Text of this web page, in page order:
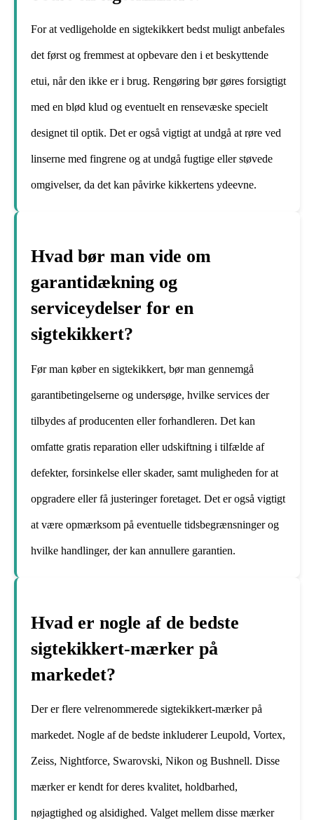
For at vedligeholde en sigtekikkert bedst muligt anbefales
det først og fremmest at opbevare den i et beskyttende
etui, når den ikke er i brug. Rengøring bør gøres forsigtigt
med en blød klud og eventuelt en rensevæske specielt
designet til optik. Det er også vigtigt at undgå at røre ved
linserne med fingrene og at undgå fugtige eller støvede
omgivelser, da det kan påvirke kikkertens ydeevne.
Hvad bør man vide om
garantidækning og
serviceydelser for en
sigtekikkert?
Før man køber en sigtekikkert, bør man gennemgå
garantibetingelserne og undersøge, hvilke services der
tilbydes af producenten eller forhandleren. Det kan
omfatte gratis reparation eller udskiftning i tilfælde af
defekter, forsinkelse eller skader, samt muligheden for at
opgradere eller få justeringer foretaget. Det er også vigtigt
at være opmærksom på eventuelle tidsbegrænsninger og
hvilke handlinger, der kan annullere garantien.
Hvad er nogle af de bedste
sigtekikkert-mærker på
markedet?
Der er flere velrenommerede sigtekikkert-mærker på
markedet. Nogle af de bedste inkluderer Leupold, Vortex,
Zeiss, Nightforce, Swarovski, Nikon og Bushnell. Disse
mærker er kendt for deres kvalitet, holdbarhed,
nøjagtighed og alsidighed. Valget mellem disse mærker